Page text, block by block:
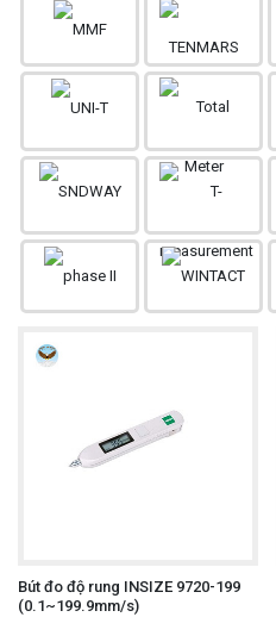
Bút đo độ rung INSIZE 9720-199
(0.1~199.9mm/s)